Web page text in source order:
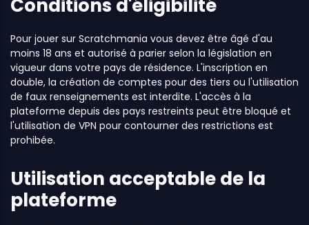
Conditions d'éligibilité
Pour jouer sur Scratchmania vous devez être âgé d'au
moins 18 ans et autorisé à parier selon la législation en
vigueur dans votre pays de résidence. L'inscription en
double, la création de comptes pour des tiers ou l'utilisation
de faux renseignements est interdite. L'accès à la
plateforme depuis des pays restreints peut être bloqué et
l'utilisation de VPN pour contourner des restrictions est
prohibée.
Utilisation acceptable de la
plateforme